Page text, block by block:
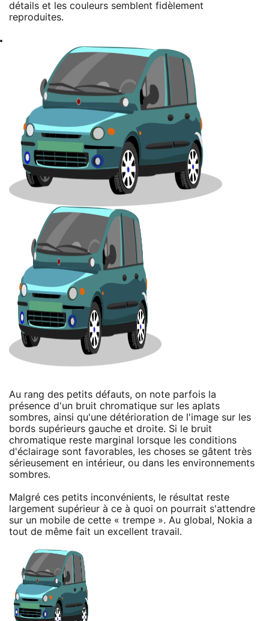
détails et les couleurs semblent fidèlement
reproduites.
Au rang des petits défauts, on note parfois la
présence d'un bruit chromatique sur les aplats
sombres, ainsi qu'une détérioration de l'image sur les
bords supérieurs gauche et droite. Si le bruit
chromatique reste marginal lorsque les conditions
d'éclairage sont favorables, les choses se gâtent très
sérieusement en intérieur, ou dans les environnements
sombres.
Malgré ces petits inconvénients, le résultat reste
largement supérieur à ce à quoi on pourrait s'attendre
sur un mobile de cette « trempe ». Au global, Nokia a
tout de même fait un excellent travail.